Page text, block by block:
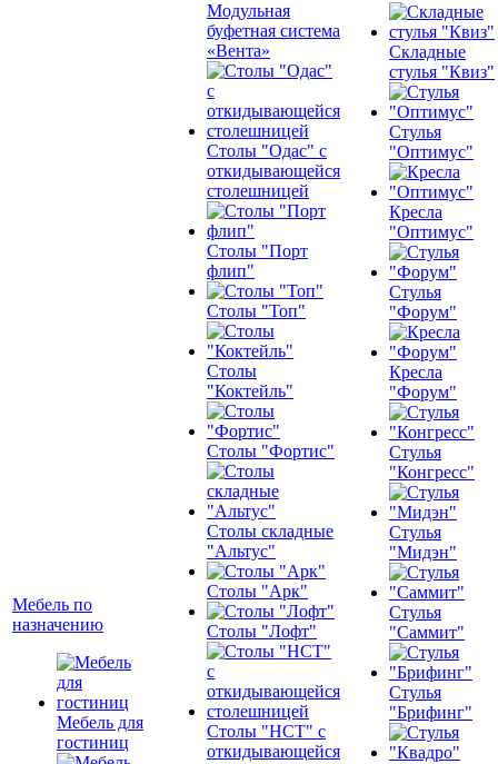
Мебель по
назначению
Мебель для
гостиниц
Модульная
буфетная система
«Вента»
Столы "Одас" с
откидывающейся
столешницей
Столы "Порт
флип"
Столы "Топ"
Столы
"Коктейль"
Столы "Фортис"
Столы складные
"Альтус"
Столы "Арк"
Столы "Лофт"
Столы "НСТ" с
откидывающейся
Складные
стулья "Квиз"
Стулья
"Оптимус"
Кресла
"Оптимус"
Стулья
"Форум"
Кресла
"Форум"
Стулья
"Конгресс"
Стулья
"Мидэн"
Стулья
"Саммит"
Стулья
"Брифинг"